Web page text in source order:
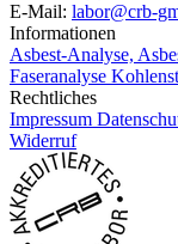
E-Mail: labor@crb-
Informationen
Asbest-Analyse,
Faseranalyse
Rechtliches
Impressum
Widerruf